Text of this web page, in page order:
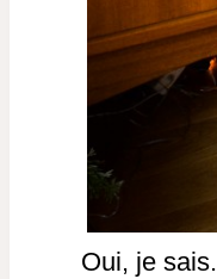
Oui, je sais.